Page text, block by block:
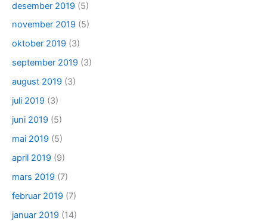
desember 2019 (5)
november 2019 (5)
oktober 2019 (3)
september 2019 (3)
august 2019 (3)
juli 2019 (3)
juni 2019 (5)
mai 2019 (5)
april 2019 (9)
mars 2019 (7)
februar 2019 (7)
januar 2019 (14)